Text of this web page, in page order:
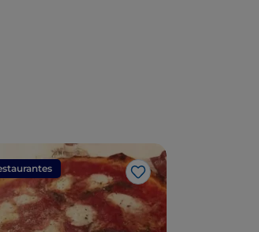
Gosto